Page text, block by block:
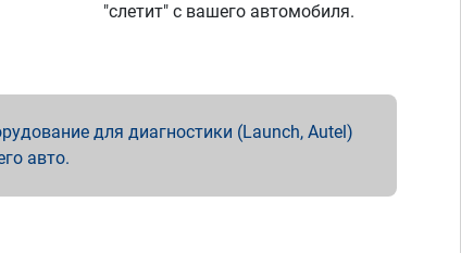
"слетит" с вашего автомобиля.
для диагностики (Launch, Autel)
авто.